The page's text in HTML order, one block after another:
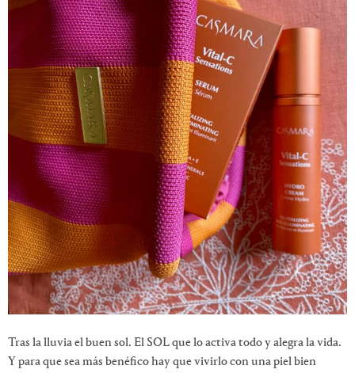
Tras la lluvia el buen sol. El SOL que lo activa todo y alegra la vida.
Y para que sea más benéfico hay que vivirlo con una piel bien